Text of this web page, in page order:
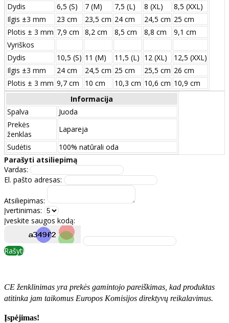
Dydis
6,5 (S) 7 (M) 7,5 (L) 8 (XL)
8,5 (XXL)
Ilgis ±3 mm
23 cm 23,5 cm 24 cm 24,5 cm 25 cm
Plotis ± 3 mm 7,9 cm 8,2 cm 8,5 cm 8,8 cm
9,1 cm
Vyriškos
Dydis
10,5 (S) 11 (M) 11,5 (L) 12 (XL)
12,5 (XXL)
Ilgis ±3 mm
24 сm 24,5 сm 25 сm 25,5 сm 26 сm
Plotis ± 3 mm 9,7 сm 10 сm 10,3 сm 10,6 сm 10,9 сm
Informacija
Spalva
Juoda
Prekės
ženklas
Lapareja
Sudėtis
100% natūrali oda
Parašyti atsiliepimą
Vardas:
El. pašto adresas:
Atsiliepimas:
Įvertinimas:
Įveskite saugos kodą:
Rašyti
CE ženklinimas yra prekės gamintojo pareiškimas, kad produktas
atitinka jam taikomus Europos Komisijos direktyvų reikalavimus.
Įspėjimas!